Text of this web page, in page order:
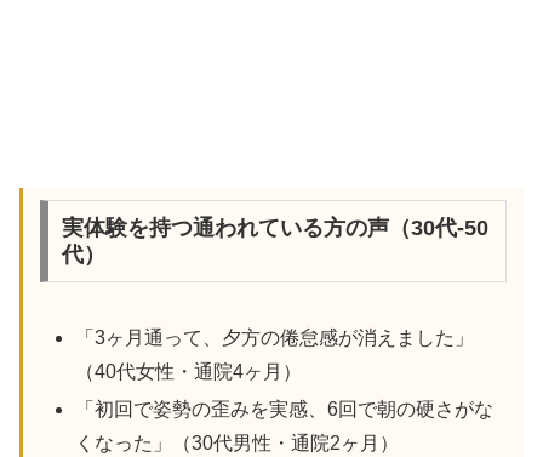
実体験を持つ通われている方の声（30代-50
代）
「3ヶ月通って、夕方の倦怠感が消えました」
（40代女性・通院4ヶ月）
「初回で姿勢の歪みを実感、6回で朝の硬さがな
くなった」（30代男性・通院2ヶ月）